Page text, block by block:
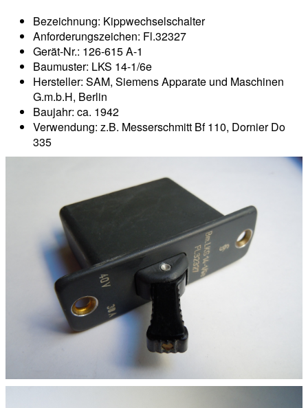
Bezeichnung: Kippwechselschalter
Anforderungszeichen: Fl.32327
Gerät-Nr.: 126-615 A-1
Baumuster: LKS 14-1/6e
Hersteller: SAM, Siemens Apparate und Maschinen
G.m.b.H, Berlin
Baujahr: ca. 1942
Verwendung: z.B. Messerschmitt Bf 110, Dornier Do
335